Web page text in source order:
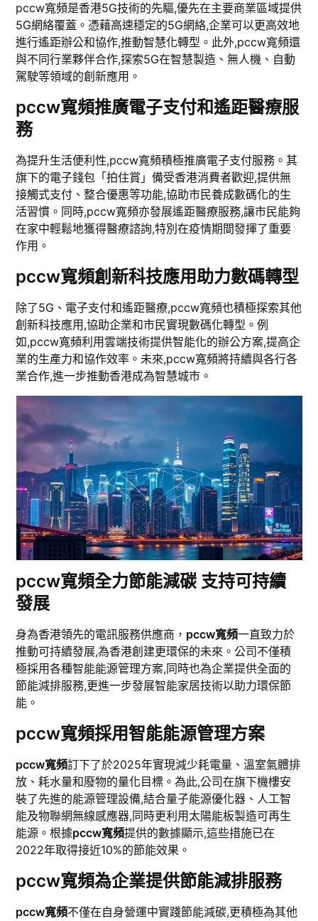
pccw寬頻是香港5G技術的先驅,優先在主要商業區域提供
5G網絡覆蓋。憑藉高速穩定的5G網絡,企業可以更高效地
進行遙距辦公和協作,推動智慧化轉型。此外,pccw寬頻還
與不同行業夥伴合作,探索5G在智慧製造、無人機、自動
駕駛等領域的創新應用。
pccw寬頻推廣電子支付和遙距醫療服
務
為提升生活便利性,pccw寬頻積極推廣電子支付服務。其
旗下的電子錢包「拍住賞」備受香港消費者歡迎,提供無
接觸式支付、整合優惠等功能,協助市民養成數碼化的生
活習慣。同時,pccw寬頻亦發展遙距醫療服務,讓市民能夠
在家中輕鬆地獲得醫療諮詢,特別在疫情期間發揮了重要
作用。
pccw寬頻創新科技應用助力數碼轉型
除了5G、電子支付和遙距醫療,pccw寬頻也積極探索其他
創新科技應用,協助企業和市民實現數碼化轉型。例
如,pccw寬頻利用雲端技術提供智能化的辦公方案,提高企
業的生產力和協作效率。未來,pccw寬頻將持續與各行各
業合作,進一步推動香港成為智慧城市。
pccw寬頻全力節能減碳 支持可持續
發展
身為香港領先的電訊服務供應商， pccw寬頻一直致力於
推動可持續發展,為香港創建更環保的未來。公司不僅積
極採用各種智能能源管理方案,同時也為企業提供全面的
節能減排服務,更進一步發展智能家居技術以助力環保節
能。
pccw寬頻採用智能能源管理方案
pccw寬頻訂下了於2025年實現減少耗電量、溫室氣體排
放、耗水量和廢物的量化目標。為此,公司在旗下機樓安
裝了先進的能源管理設備,結合量子能源優化器、人工智
能及物聯網無線感應器,同時更利用太陽能板製造可再生
能源。根據pccw寬頻提供的數據顯示,這些措施已在
2022年取得接近10%的節能效果。
pccw寬頻為企業提供節能減排服務
pccw寬頻不僅在自身營運中實踐節能減碳,更積極為其他